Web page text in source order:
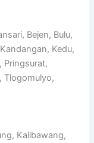
Bejen, Bulu,
Kedu,
Pringsurat,
Tlogomulyo,
Kalibawang,